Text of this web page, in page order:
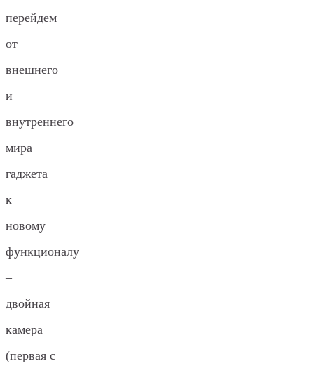
перейдем
от
внешнего
и
внутреннего
мира
гаджета
к
новому
функционалу
–
двойная
камера
(первая с